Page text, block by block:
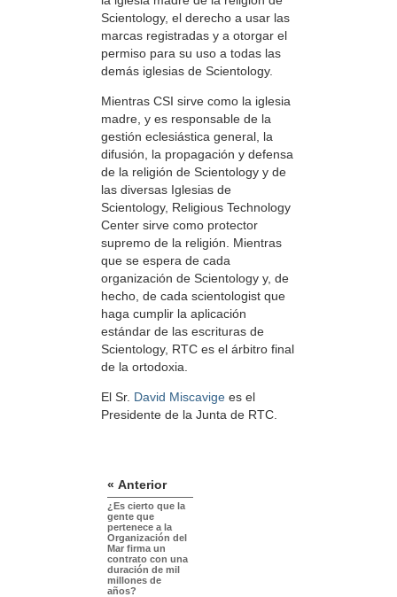
Scientology, el derecho a usar las
marcas registradas y a otorgar el
permiso para su uso a todas las
demás iglesias de Scientology.
Mientras CSI sirve como la iglesia
madre, y es responsable de la
gestión eclesiástica general, la
difusión, la propagación y defensa
de la religión de Scientology y de
las diversas Iglesias de
Scientology, Religious Technology
Center sirve como protector
supremo de la religión. Mientras
que se espera de cada
organización de Scientology y, de
hecho, de cada scientologist que
haga cumplir la aplicación
estándar de las escrituras de
Scientology, RTC es el árbitro final
de la ortodoxia.
El Sr. David Miscavige es el
Presidente de la Junta de RTC.
« Anterior
¿Es cierto que la
gente que
pertenece a la
Organización del
Mar firma un
contrato con una
duración de mil
millones de
años?